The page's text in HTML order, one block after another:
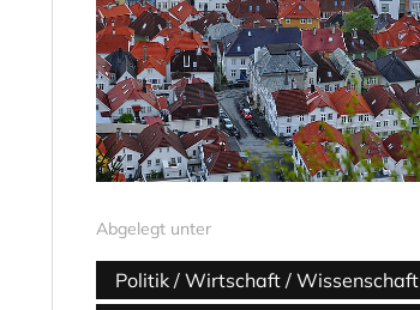
Abgelegt unter
Politik / Wirtschaft / Wissenschaft